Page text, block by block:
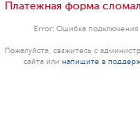
Платежная форма
Error: Ошибка подключения
Пожалуйста, свяжитесь с
сайта или напишите в